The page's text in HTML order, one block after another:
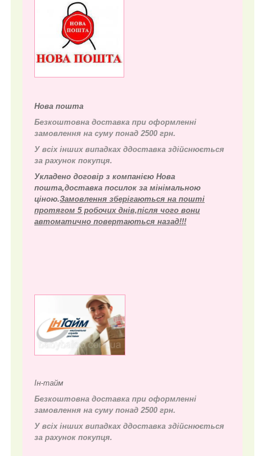
Нова пошта
Безкоштовна доставка при оформленні
замовлення на суму понад 2500 грн.
У всіх інших випадках ддоставка здійснюється
за рахунок покупця.
Укладено договір з компанією Нова
пошта,доставка посилок за мінімальною
ціною.Замовлення зберігаються на пошті
протягом 5 робочих днів,після чого вони
автоматично повертаються назад!!!
Ін-тайм
Безкоштовна доставка при оформленні
замовлення на суму понад 2500 грн.
У всіх інших випадках ддоставка здійснюється
за рахунок покупця.